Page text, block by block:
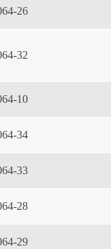
26
32
10
34
33
28
29